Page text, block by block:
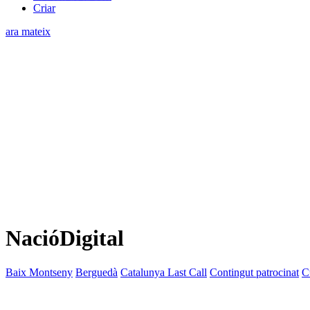
Criar
ara mateix
NacióDigital
Baix Montseny Berguedà Catalunya Last Call Contingut patrocinat